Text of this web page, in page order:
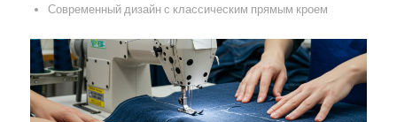
Современный дизайн с классическим прямым кроем